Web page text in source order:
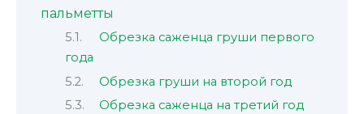
пальметты
Обрезка саженца груши первого
года
Обрезка груши на второй год
Обрезка саженца на третий год